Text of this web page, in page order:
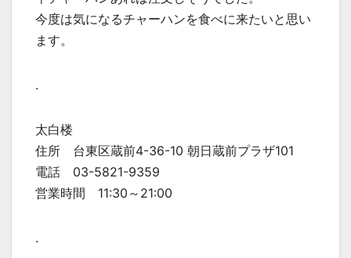
今度は気になるチャーハンを食べに来たいと思い
ます。
.
太白楼
住所 台東区蔵前4-36-10 朝日蔵前プラザ101
電話 03-5821-9359
営業時間 11:30～21:00
.